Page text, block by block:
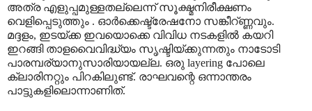
അത്ര എളുപ്പമുള്ളതല്ലെന്ന് സൂക്ഷ്മനിരീക്ഷണം
വെളിപ്പെടുത്തും . ഓർക്കെഷ്ട്രേഷനോ സങ്കീറ്ണ്ണവും.
മദ്ദളം, ഇടയ്ക്ക ഇവയൊക്കെ വിവിധ നടകളിൽ കയറി
ഇറങ്ങി താളവൈവിദ്ധ്യം സൃഷ്ടിയ്ക്കുന്നതും നാടോടി
പാരമ്പര്യാനുസാരിയായല്ല. ഒരു layering പോലെ
ക്ലാരിനറ്റും പിറകിലുണ്ട്. രാഘവന്റെ ഒന്നാന്തരം
പാട്ടുകളിലൊന്നാണിത്.